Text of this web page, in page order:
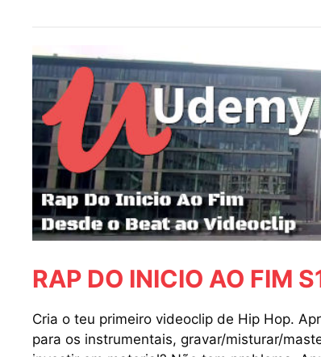
RAP DO INICIO AO FIM
Cria o teu primeiro videoclip de Hip Hop.
para os instrumentais, gravar/misturar/